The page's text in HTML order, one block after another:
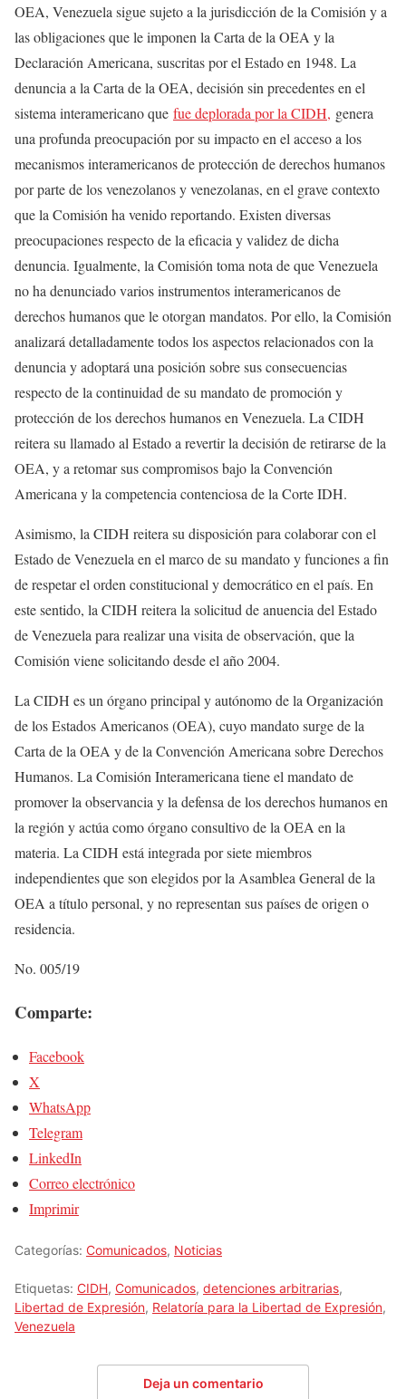
OEA, Venezuela sigue sujeto a la jurisdicción de la Comisión y a
las obligaciones que le imponen la Carta de la OEA y la
Declaración Americana, suscritas por el Estado en 1948. La
denuncia a la Carta de la OEA, decisión sin precedentes en el
sistema interamericano que fue deplorada por la CIDH, genera
una profunda preocupación por su impacto en el acceso a los
mecanismos interamericanos de protección de derechos humanos
por parte de los venezolanos y venezolanas, en el grave contexto
que la Comisión ha venido reportando. Existen diversas
preocupaciones respecto de la eficacia y validez de dicha
denuncia. Igualmente, la Comisión toma nota de que Venezuela
no ha denunciado varios instrumentos interamericanos de
derechos humanos que le otorgan mandatos. Por ello, la Comisión
analizará detalladamente todos los aspectos relacionados con la
denuncia y adoptará una posición sobre sus consecuencias
respecto de la continuidad de su mandato de promoción y
protección de los derechos humanos en Venezuela. La CIDH
reitera su llamado al Estado a revertir la decisión de retirarse de la
OEA, y a retomar sus compromisos bajo la Convención
Americana y la competencia contenciosa de la Corte IDH.
Asimismo, la CIDH reitera su disposición para colaborar con el
Estado de Venezuela en el marco de su mandato y funciones a fin
de respetar el orden constitucional y democrático en el país. En
este sentido, la CIDH reitera la solicitud de anuencia del Estado
de Venezuela para realizar una visita de observación, que la
Comisión viene solicitando desde el año 2004.
La CIDH es un órgano principal y autónomo de la Organización
de los Estados Americanos (OEA), cuyo mandato surge de la
Carta de la OEA y de la Convención Americana sobre Derechos
Humanos. La Comisión Interamericana tiene el mandato de
promover la observancia y la defensa de los derechos humanos en
la región y actúa como órgano consultivo de la OEA en la
materia. La CIDH está integrada por siete miembros
independientes que son elegidos por la Asamblea General de la
OEA a título personal, y no representan sus países de origen o
residencia.
No. 005/19
Comparte:
Facebook
X
WhatsApp
Telegram
LinkedIn
Correo electrónico
Imprimir
Categorías: Comunicados, Noticias
Etiquetas: CIDH, Comunicados, detenciones arbitrarias,
Libertad de Expresión, Relatoría para la Libertad de Expresión,
Venezuela
Deja un comentario